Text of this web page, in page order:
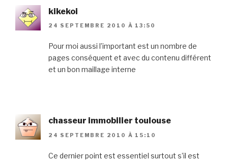
kikekoi
24 SEPTEMBRE 2010 À 13:50
Pour moi aussi l’important est un nombre de
pages conséquent et avec du contenu différent
et un bon maillage interne
chasseur immobilier toulouse
24 SEPTEMBRE 2010 À 15:10
Ce dernier point est essentiel surtout s’il est